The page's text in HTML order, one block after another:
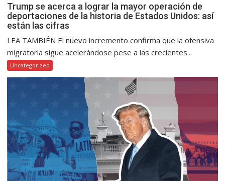
Trump se acerca a lograr la mayor operación de
deportaciones de la historia de Estados Unidos: así
están las cifras
LEA TAMBIÉN El nuevo incremento confirma que la ofensiva
migratoria sigue acelerándose pese a las crecientes...
Uncategorized